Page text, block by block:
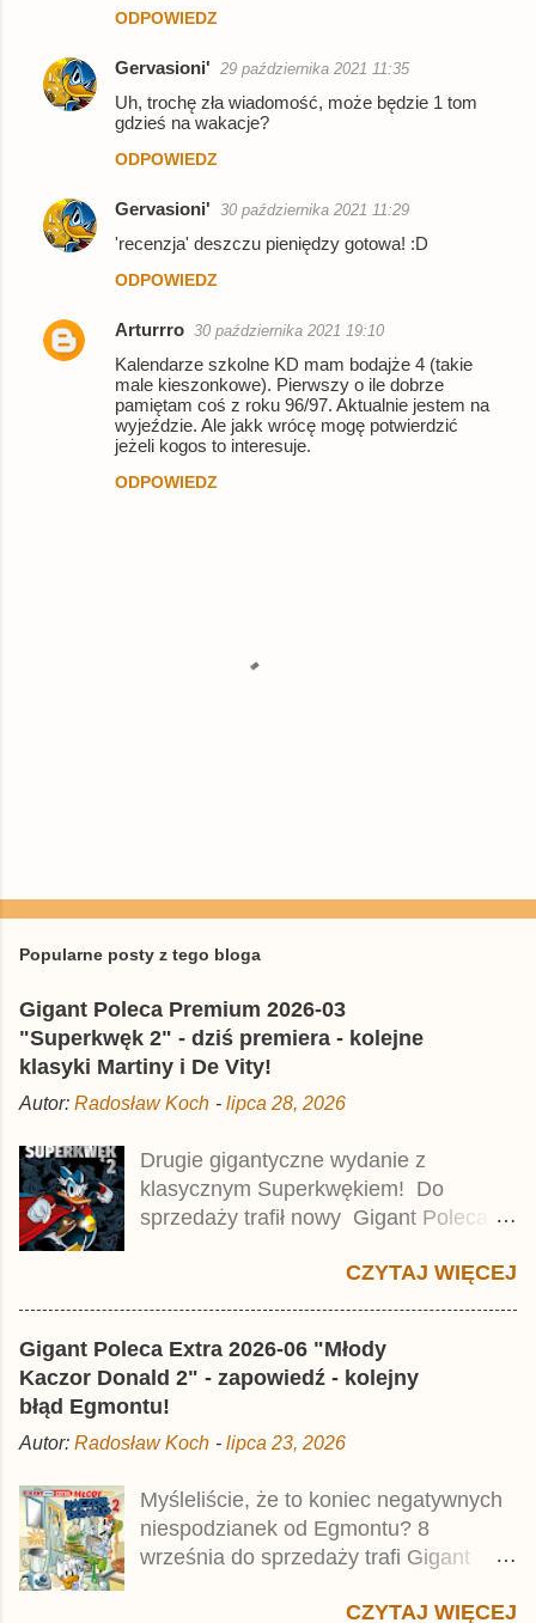
ODPOWIEDZ
Gervasioni' 29 października 2021 11:35
Uh, trochę zła wiadomość, może będzie 1 tom
gdzieś na wakacje?
ODPOWIEDZ
Gervasioni' 30 października 2021 11:29
'recenzja' deszczu pieniędzy gotowa! :D
ODPOWIEDZ
Arturrro 30 października 2021 19:10
Kalendarze szkolne KD mam bodajże 4 (takie
male kieszonkowe). Pierwszy o ile dobrze
pamiętam coś z roku 96/97. Aktualnie jestem na
wyjeździe. Ale jakk wrócę mogę potwierdzić
jeżeli kogos to interesuje.
ODPOWIEDZ
e
i
j
o
m
e
t
a
r
z
Popularne posty z tego bloga
Gigant Poleca Premium 2026-03
"Superkwęk 2" - dziś premiera - kolejne
klasyki Martiny i De Vity!
Autor: Radosław Koch - lipca 28, 2026
Drugie gigantyczne wydanie z
klasycznym Superkwękiem! Do
sprzedaży trafił nowy Gigant Poleca
Jest to kolejny 624-stronicowy tom z
wynosi 49,99 zł i zamówicie go także z
rabatem na Egmont.pl . Za przekład
odpowiadał Jacek Drewnowski.
Publikacja jest przedrukiem drugiego
Taschenbuch Phantomias Collection ,
który trafił do sprzedaży pod koniec
2025 roku.
CZYTAJ WIĘCEJ
Gigant Poleca Extra 2026-06 "Młody
Kaczor Donald 2" - zapowiedź - kolejny
błąd Egmontu!
Autor: Radosław Koch - lipca 23, 2026
Myśleliście, że to koniec negatywnych
niespodzianek od Egmontu? 8
września do sprzedaży trafi Gigant
Jednak wbrew temu, na co wskazuje
CZYTAJ WIĘCEJ